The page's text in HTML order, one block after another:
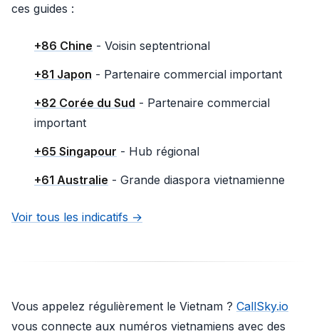
ces guides :
+86 Chine - Voisin septentrional
+81 Japon - Partenaire commercial important
+82 Corée du Sud - Partenaire commercial
important
+65 Singapour - Hub régional
+61 Australie - Grande diaspora vietnamienne
Voir tous les indicatifs →
Vous appelez régulièrement le Vietnam ? CallSky.io
vous connecte aux numéros vietnamiens avec des